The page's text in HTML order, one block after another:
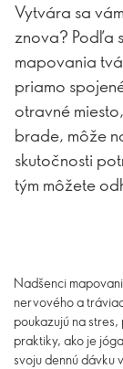
Vytvára sa
znova? Podľa
mapovania
priamo
otravné
brade, môže
skutočnosti
tým môžete
Nadšenci
nervového a
poukazujú na
praktiky, ako je
svoju dennú dávku